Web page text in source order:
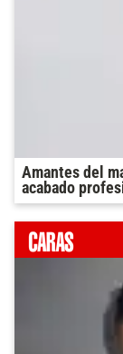
Amantes del
acabado